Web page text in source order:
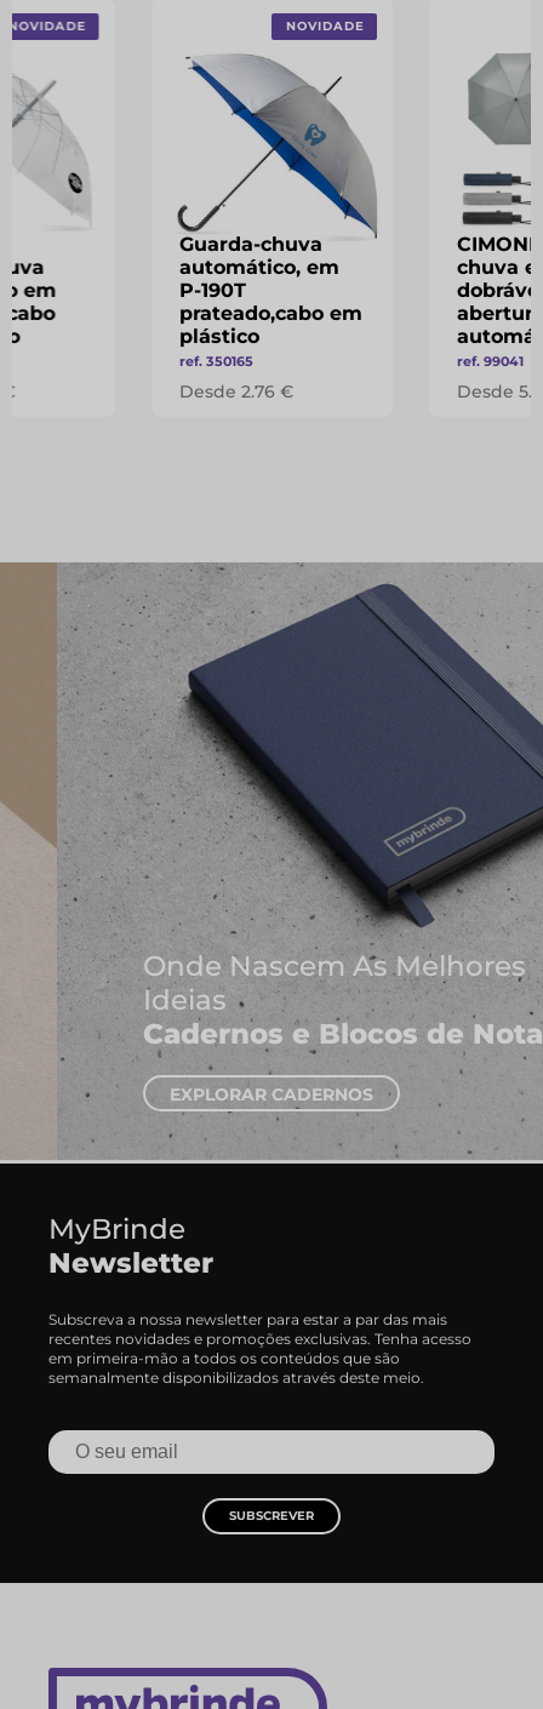
NOVIDADE
em
cabo
€
NOVIDADE
Guarda-chuva
automático, em
P-190T
prateado,cabo em
plástico
ref. 350165
Desde 2.76 €
chuva
abertura
ref. 99041
Desde
Onde Nascem As Melhores
Ideias
Cadernos e Blocos de Notas
EXPLORAR CADERNOS
MyBrinde
Newsletter
Subscreva a nossa newsletter para estar a par das mais
recentes novidades e promoções exclusivas. Tenha acesso
em primeira-mão a todos os conteúdos que são
semanalmente disponibilizados através deste meio.
SUBSCREVER